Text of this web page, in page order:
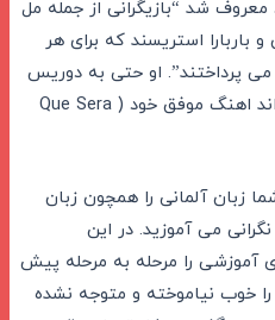
شد “بازیگرانی از جمله مل
باربارا استریسند که برای هر
حضوری 18000 یورو می پرداختند”. او حتی به دوریس
اهنگ موفق خود ( Que Sera
زبان آلمانی را همچون زبان
می آموزید. در این
را مرحله به مرحله پیش
خوب نیاموخته و متوجه نشده